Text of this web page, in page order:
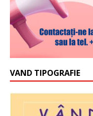
VAND TIPOGRAFIE